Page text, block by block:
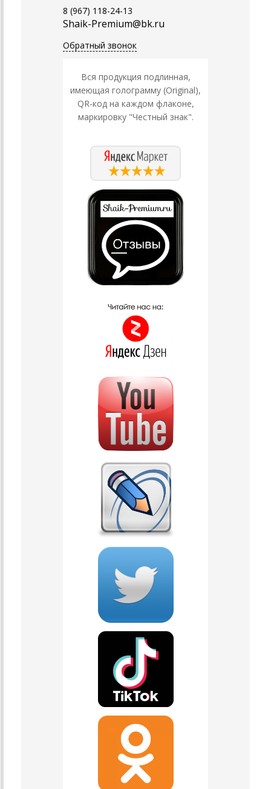
8 (967) 118-24-13
Shaik-Premium@bk.ru
Обратный звонок
Вся продукция подлинная,
имеющая голограмму (Original),
QR-код на каждом флаконе,
маркировку "Честный знак".